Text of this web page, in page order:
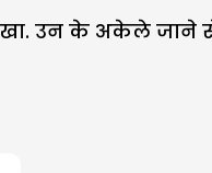
देखा. उन के अकेले जाने